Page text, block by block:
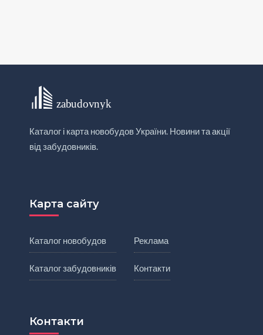
Каталог і карта новобудов України. Новини та акції
від забудовників.
Карта сайту
Каталог новобудов
Каталог забудовників
Реклама
Контакти
Контакти